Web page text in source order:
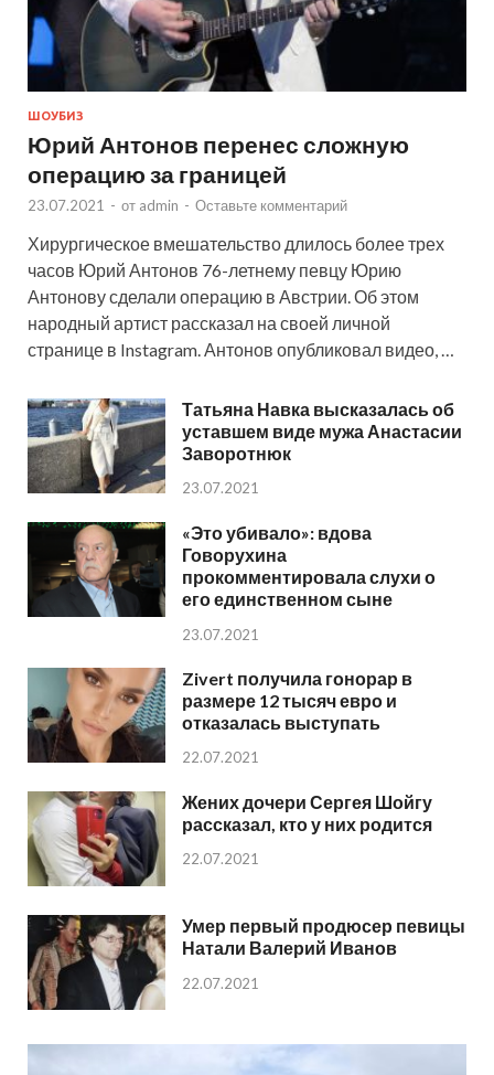
ШОУБИЗ
Юрий Антонов перенес сложную
операцию за границей
23.07.2021 - от admin - Оставьте комментарий
Хирургическое вмешательство длилось более трех
часов Юрий Антонов 76-летнему певцу Юрию
Антонову сделали операцию в Австрии. Об этом
народный артист рассказал на своей личной
странице в Instagram. Антонов опубликовал видео, …
Татьяна Навка высказалась об
уставшем виде мужа Анастасии
Заворотнюк
23.07.2021
«Это убивало»: вдова
Говорухина
прокомментировала слухи о
его единственном сыне
23.07.2021
Zivert получила гонорар в
размере 12 тысяч евро и
отказалась выступать
22.07.2021
Жених дочери Сергея Шойгу
рассказал, кто у них родится
22.07.2021
Умер первый продюсер певицы
Натали Валерий Иванов
22.07.2021